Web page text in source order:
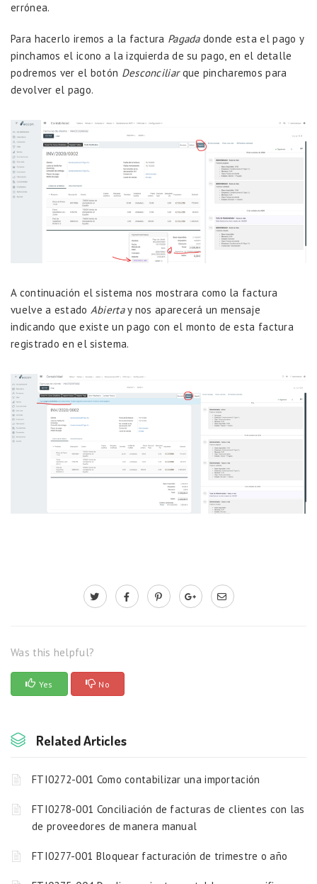
errónea.
Para hacerlo iremos a la factura Pagadadonde esta el pago y
pinchamos el icono a la izquierda de su pago, en el detalle
podremos ver el botón Desconciliarque pincharemos para
devolver el pago.
A continuación el sistema nos mostrara como la factura
vuelve a estado Abiertay nos aparecerá un mensaje
indicando que existe un pago con el monto de esta factura
registrado en el sistema.
Was this helpful?
Yes No
Related Articles
FTI0272-001 Como contabilizar una importación
FTI0278-001 Conciliación de facturas de clientes con las
de proveedores de manera manual
FTI0277-001 Bloquear facturación de trimestre o año